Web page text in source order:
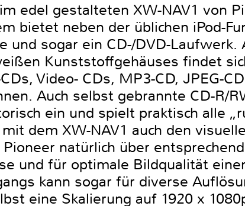
edel gestalteten XW-NAV1 von
bietet neben der üblichen iPod-
und sogar ein CD-/DVD-
Kunststoffgehäuses findet
Video- CDs, MP3-CD, JPEG-
Auch selbst gebrannte CD-R/
ein und spielt praktisch alle
dem XW-NAV1 auch den
natürlich über
und für optimale Bildqualität
kann sogar für diverse
eine Skalierung auf 1920 x